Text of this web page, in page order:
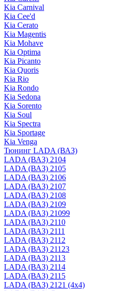
Kia Carnival
Kia Cee'd
Kia Cerato
Kia Magentis
Kia Mohave
Kia Optima
Kia Picanto
Kia Quoris
Kia Rio
Kia Rondo
Kia Sedona
Kia Sorento
Kia Soul
Kia Spectra
Kia Sportage
Kia Venga
Тюнинг LADA (ВАЗ)
LADA (ВАЗ) 2104
LADA (ВАЗ) 2105
LADA (ВАЗ) 2106
LADA (ВАЗ) 2107
LADA (ВАЗ) 2108
LADA (ВАЗ) 2109
LADA (ВАЗ) 21099
LADA (ВАЗ) 2110
LADA (ВАЗ) 2111
LADA (ВАЗ) 2112
LADA (ВАЗ) 21123
LADA (ВАЗ) 2113
LADA (ВАЗ) 2114
LADA (ВАЗ) 2115
LADA (ВАЗ) 2121 (4x4)